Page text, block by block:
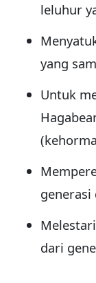
leluhur
yang
Untuk
generasi
dari